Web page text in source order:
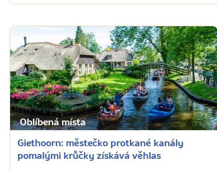
Oblíbená místa
Giethoorn: městečko protkané kanály
pomalými krůčky získává věhlas